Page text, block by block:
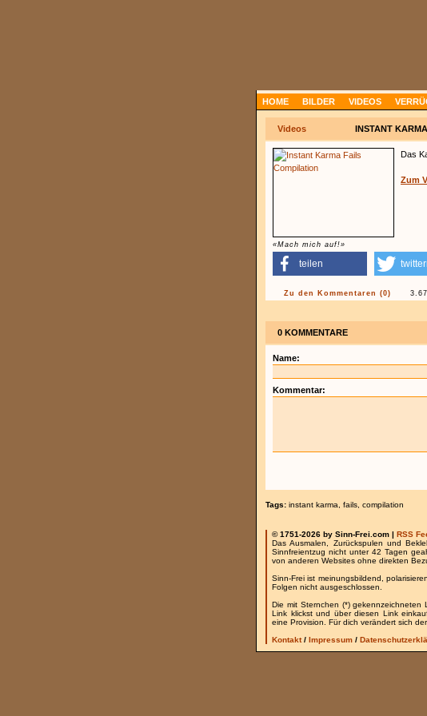
HOME BILDER VIDEOS
Videos INSTANT
«Mach mich auf!»
Das
Zum
teilen
Zu den Kommentaren (0)
0 KOMMENTARE
Name:
Kommentar:
Tags: instant karma fails compilation
© 1751-2026 by Sinn-Frei.com | RSS
Das Ausmalen, Zurückspulen und
Sinnfreientzug nicht unter 42 Tagen
von anderen Websites ohne direkten
Sinn-Frei ist meinungsbildend,
Folgen nicht ausgeschlossen.
Die mit Sternchen (*)
Link klickst und über diesen Link
eine Provision. Für dich verändert sich
Kontakt/ Impressum /